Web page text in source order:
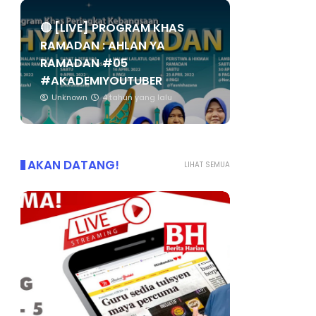
🔴 [LIVE] PROGRAM KHAS
RAMADAN : AHLAN YA
RAMADAN #05
#AKADEMIYOUTUBER
Unknown 4 tahun yang lalu